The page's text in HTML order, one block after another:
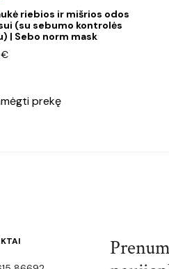
riebios ir mišrios odos
(su sebumo kontrolės
| Sebo norm mask
€
prekę